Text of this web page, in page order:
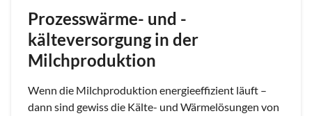
Prozesswärme- und -
kälteversorgung in der
Milchproduktion
Wenn die Milchproduktion energieeffizient läuft –
dann sind gewiss die Kälte- und Wärmelösungen von